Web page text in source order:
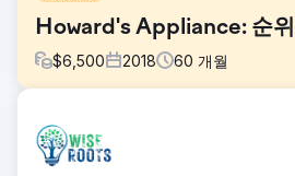
Howard's Appliance: 순
$6,500 2018 60 개월
2019년 Howard's는 Sears의 재정적
해 위험을 감수했습니다. 회복을 위해